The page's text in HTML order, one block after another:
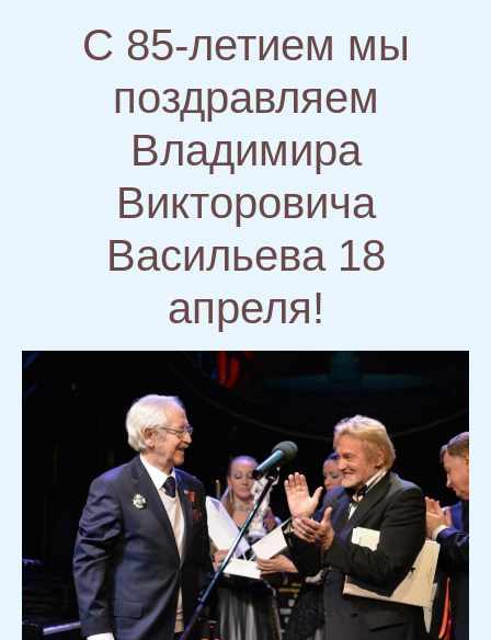
С 85-летием мы
поздравляем
Владимира
Викторовича
Васильева 18
апреля!